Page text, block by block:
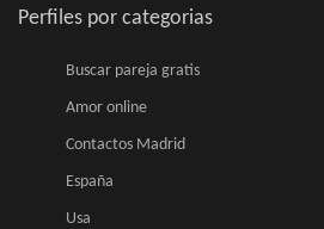
Perfiles por categorias
Buscar pareja gratis
Amor online
Contactos Madrid
España
Usa